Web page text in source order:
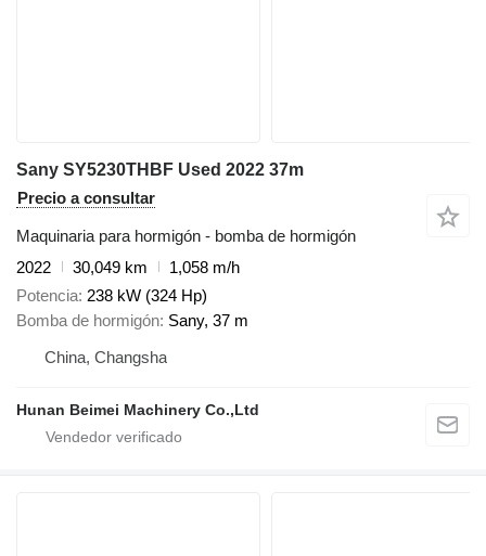
Sany SY5230THBF Used 2022 37m
Precio a consultar
Maquinaria para hormigón - bomba de hormigón
2022
30,049 km
1,058 m/h
Potencia 238 kW (324 Hp)
Bomba de hormigón Sany, 37 m
China, Changsha
Hunan Beimei Machinery Co.,Ltd